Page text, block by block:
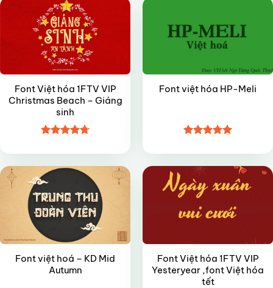
Font Việt hóa 1FTV VIP
Christmas Beach – Giáng
sinh
hạng4.75
sao
Font việt hóa HP-Meli
hạng55
sao
Font việt hoá – KD Mid
Autumn
Font Việt hóa 1FTV VIP
Yesteryear ,font Việt hóa
tết